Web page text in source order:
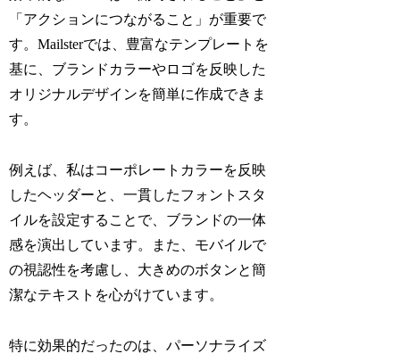
「アクションにつながること」が重要で
す。Mailsterでは、豊富なテンプレートを
基に、ブランドカラーやロゴを反映した
オリジナルデザインを簡単に作成できま
す。
例えば、私はコーポレートカラーを反映
したヘッダーと、一貫したフォントスタ
イルを設定することで、ブランドの一体
感を演出しています。また、モバイルで
の視認性を考慮し、大きめのボタンと簡
潔なテキストを心がけています。
特に効果的だったのは、パーソナライズ